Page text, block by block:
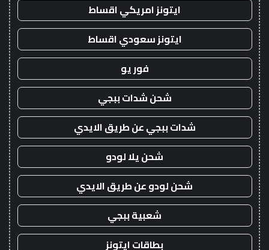
ايتونز امريكي اقساط
ايتونز سعودي اقساط
فور يو
شحن شدات ببجي
شدات ببجي عن طريق الايدي
شحن يلا لودو
شحن لودو عن طريق الايدي
شعبية ببجي
بطاقات ايتونز